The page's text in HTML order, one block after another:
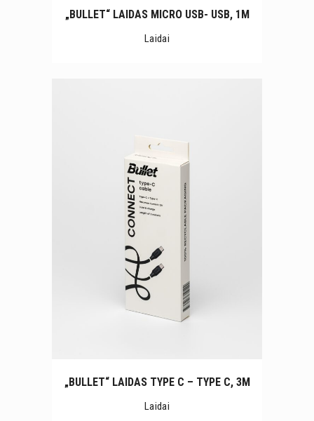
„BULLET“ LAIDAS MICRO USB- USB, 1M
Laidai
„BULLET“ LAIDAS TYPE C – TYPE C, 3M
Laidai